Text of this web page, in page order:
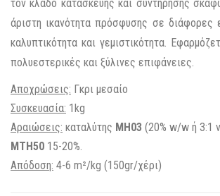
τον κλάδο κατασκευής και συντήρησης
άριστη ικανότητα πρόσφυσης σε διάφορες
καλυπτικότητα και γεμιστικότητα.
πολυεστερικές και ξύλινες επιφάνειες.
Αποχρώσεις: Γκρι μεσαίο
Συσκευασία: 1kg
Αραιώσεις: καταλύτης MH03 (20% w/w ή 3:1
ΜΤΗ50 15-20%.
Απόδοση: 4-6 m²/kg (150gr/χέρι)